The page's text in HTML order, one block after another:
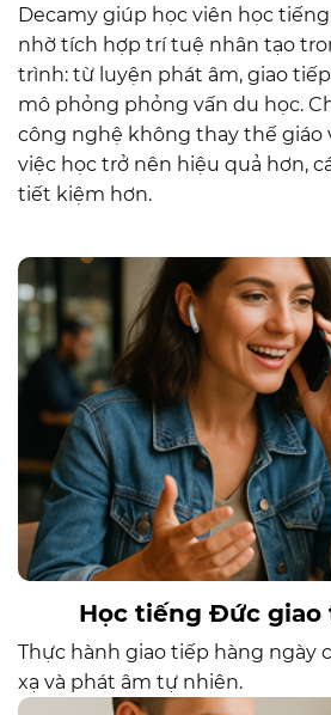
Decamy giúp học viên học
nhờ tích hợp trí tuệ nhân tạo
trình: từ luyện phát âm, giao
mô phỏng phỏng vấn du học.
công nghệ không thay thế giáo
việc học trở nên hiệu quả hơn,
tiết kiệm hơn.
Học tiếng Đức giao
Thực hành giao tiếp hàng ngày
xạ và phát âm tự nhiên.